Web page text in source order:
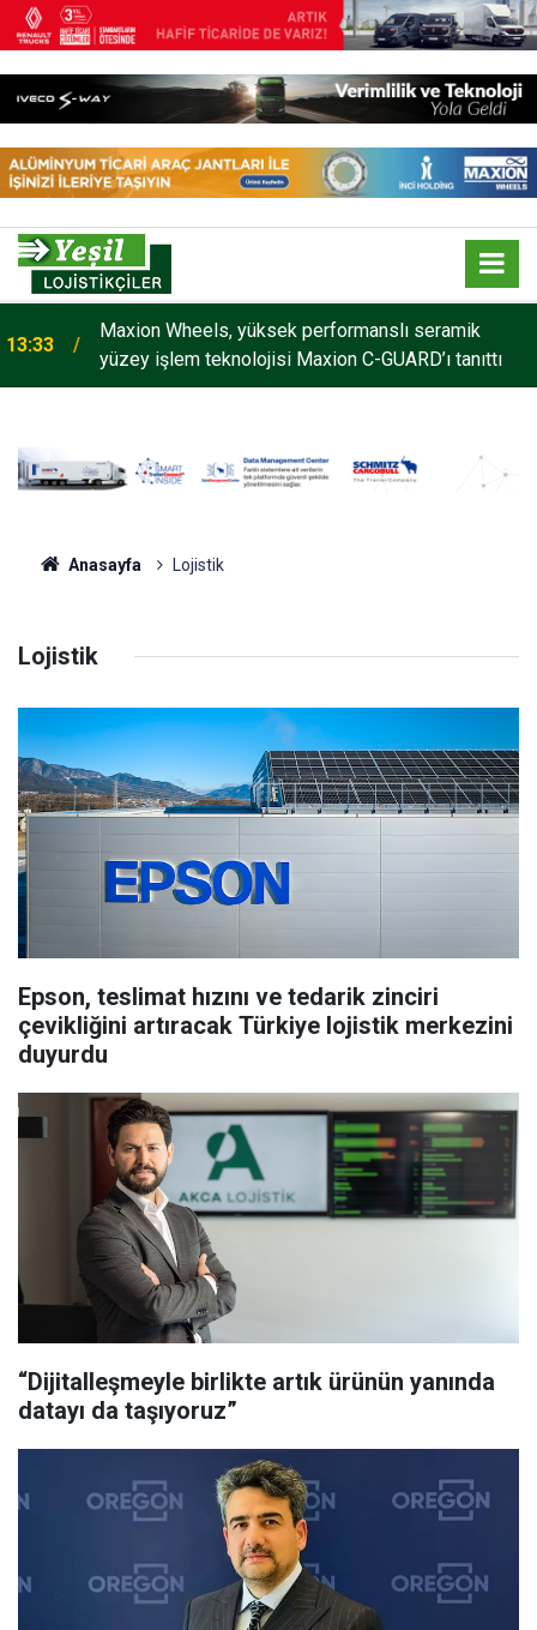
13:33
Maxion Wheels, yüksek performanslı seramik
yüzey işlem teknolojisi Maxion C-GUARD’ı tanıttı
Anasayfa Lojistik
Lojistik
Epson, teslimat hızını ve tedarik zinciri
çevikliğini artıracak Türkiye lojistik merkezini
duyurdu
“Dijitalleşmeyle birlikte artık ürünün yanında
datayı da taşıyoruz”